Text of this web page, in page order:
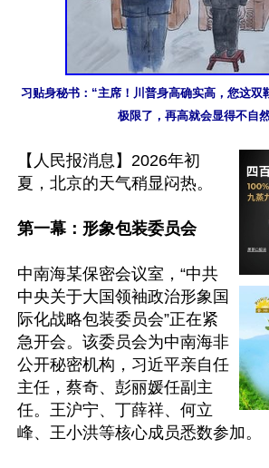
习贴身秘书：“主席！川普身高确实高，您这双
极限了，再高就会显得不自
【人民报消息】2026年初
夏，北京的天气稍显闷热。
第一幕：形象包装委员会
中南海某保密会议室，“中共
中央关于大国领袖政治形象国
际化战略包装委员会”正在紧
急开会。该委员会为中南海非
公开秘密机构，习近平亲自任
主任，蔡奇、彭丽媛任副主
任。王沪宁、丁薛祥、何立
峰、王小洪等核心成员悉数参加。